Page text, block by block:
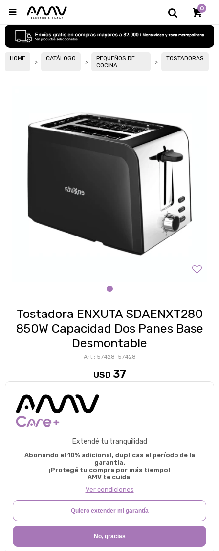
0

HOME CATÁLOGO
PEQUEÑOS DE
COCINA
TOSTADORAS
Tostadora ENXUTA SDAENXT280
850W Capacidad Dos Panes Base
Desmontable
57428-57428
USD 37
Extendé tu tranquilidad
Abonando el 10% adicional, duplicas el período de la
garantía.
¡Protegé tu compra por más tiempo!
AMV te cuida.
Ver condiciones
Quiero extender mi garantía
No, gracias